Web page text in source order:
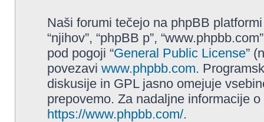
Naši forumi tečejo na phpBB
“njihov”, “phpBB p”,
pod pogoji “General Public License”
povezavi www.phpbb.com.
diskusije in GPL jasno omejuje
prepovemo. Za nadaljne informacije
https://www.phpbb.com/.